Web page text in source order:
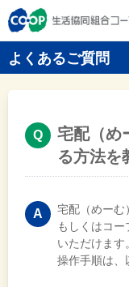
よくあるご質問
宅配（め
る方法を
宅配（めーむ
もしくはコ
いただけます。
操作手順は、